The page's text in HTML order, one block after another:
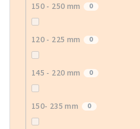
150 - 250 mm 0
120 - 225 mm 0
145 - 220 mm 0
150- 235 mm 0